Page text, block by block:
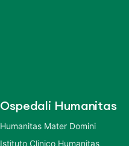
Ospedali Humanitas
Humanitas Mater Domini
Istituto Clinico Humanitas